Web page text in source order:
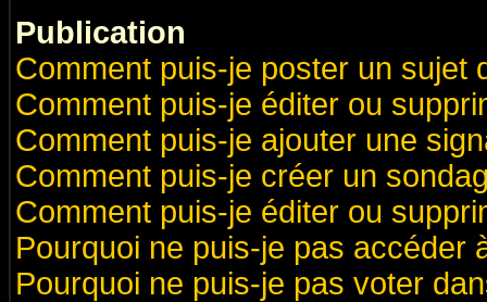
Publication
Comment puis-je poster un sujet
Comment puis-je éditer ou
Comment puis-je ajouter une
Comment puis-je créer un
Comment puis-je éditer ou
Pourquoi ne puis-je pas accéder
Pourquoi ne puis-je pas voter